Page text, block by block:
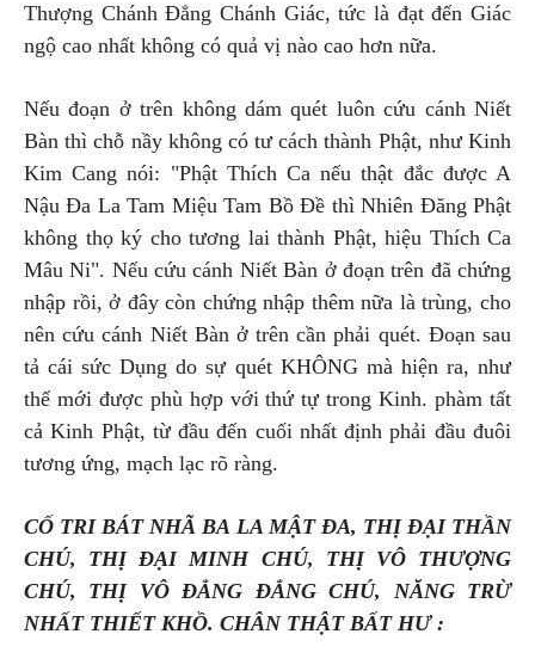
Thượng Chánh Đẳng Chánh Giác, tức là đạt đến Giác
ngộ cao nhất không có quả vị nào cao hơn nữa.
Nếu đoạn ở trên không dám quét luôn cứu cánh Niết
Bàn thì chỗ nầy không có tư cách thành Phật, như Kinh
Kim Cang nói: "Phật Thích Ca nếu thật đắc được A
Nậu Đa La Tam Miệu Tam Bồ Đề thì Nhiên Đăng Phật
không thọ ký cho tương lai thành Phật, hiệu Thích Ca
Mâu Ni". Nếu cứu cánh Niết Bàn ở đoạn trên đã chứng
nhập rồi, ở đây còn chứng nhập thêm nữa là trùng, cho
nên cứu cánh Niết Bàn ở trên cần phải quét. Đoạn sau
tả cái sức Dụng do sự quét KHÔNG mà hiện ra, như
thế mới được phù hợp với thứ tự trong Kinh. phàm tất
cả Kinh Phật, từ đầu đến cuối nhất định phải đầu đuôi
tương ứng, mạch lạc rõ ràng.
CỐ TRI BÁT NHÃ BA LA MẬT ĐA, THỊ ĐẠI THẦN
CHÚ, THỊ ĐẠI MINH CHÚ, THỊ VÔ THƯỢNG
CHÚ, THỊ VÔ ĐẲNG ĐẲNG CHÚ, NĂNG TRỪ
NHẤT THIẾT KHỒ. CHÂN THẬT BẤT HƯ :